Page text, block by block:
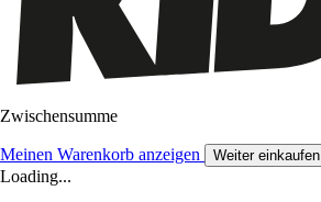
Zwischensumme
Meinen Warenkorb anzeigen Weiter einkaufen
Loading...